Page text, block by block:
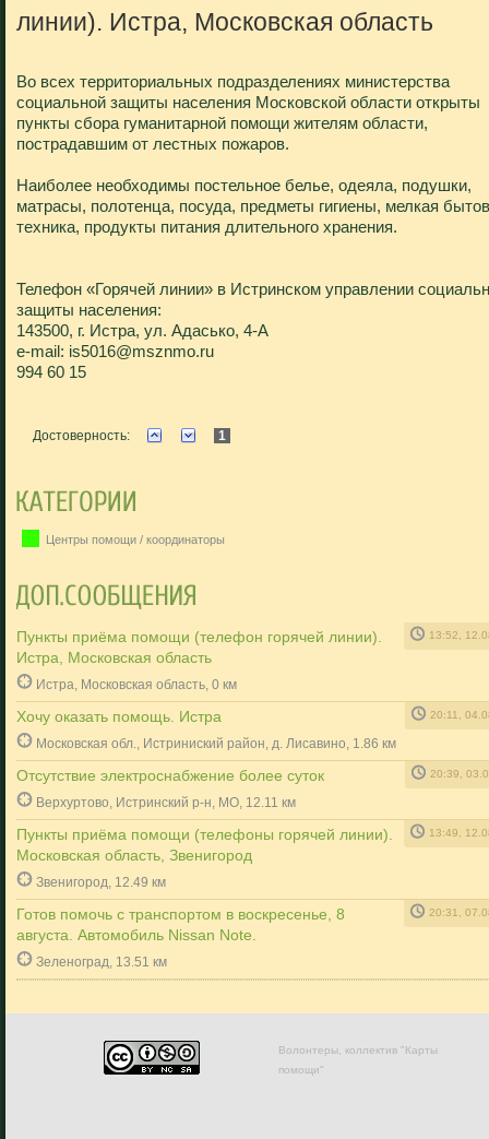
линии). Истра, Московская область
Во всех территориальных подразделениях министерства
социальной защиты населения Московской области открыты
пункты сбора гуманитарной помощи жителям области,
пострадавшим от лестных пожаров.
Наиболее необходимы постельное белье, одеяла, подушки,
матрасы, полотенца, посуда, предметы гигиены, мелкая
техника, продукты питания длительного хранения.
Телефон «Горячей линии» в Истринском управлении
защиты населения:
143500, г. Истра, ул. Адасько, 4-А
e-mail: is5016@msznmo.ru
994 60 15
Достоверность: 1
Центры помощи / координаторы
Пункты приёма помощи (телефон горячей линии).
Истра, Московская область
13:52,
Истра, Московская область, 0 км
Хочу оказать помощь. Истра 20:11,
Московская обл., Истриниский район, д. Лисавино, 1.86 км
Отсутствие электроснабжение более суток 20:39,
Верхуртово, Истринский р-н, МО, 12.11 км
Пункты приёма помощи (телефоны горячей линии).
Московская область, Звенигород
13:49,
Звенигород, 12.49 км
Готов помочь с транспортом в воскресенье, 8
августа. Автомобиль Nissan Note.
20:31,
Зеленоград, 13.51 км
Волонтеры, коллектив "Карты
помощи"